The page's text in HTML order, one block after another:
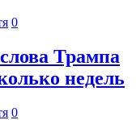
0
Трампа
недель
0